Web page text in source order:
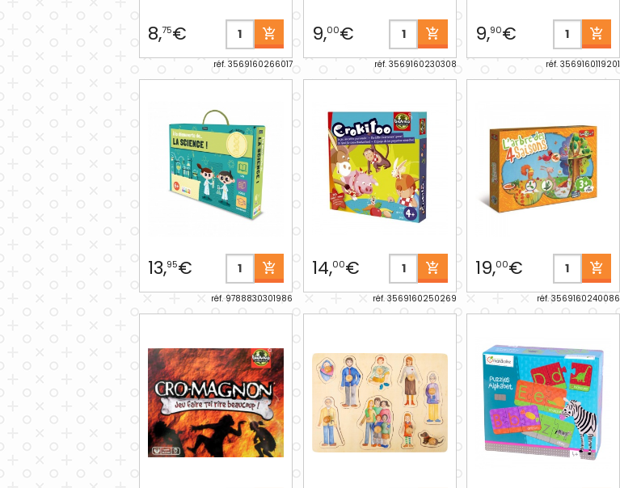
8,75€
réf. 3569160266017
9,00€
réf. 3569160230308
9,90€
réf. 3569160119201
13,95€
réf. 9788830301986
14,00€
réf. 3569160250269
19,00€
réf. 3569160240086